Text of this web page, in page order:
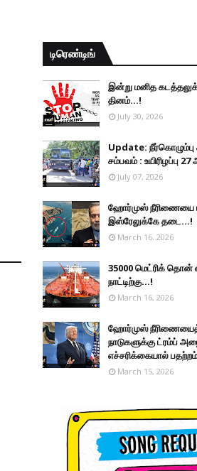
டிரெண்டிங்
இன்று மனித
தினம்...!
July 30, 2026
Update:
சம்பவம் : உயிரிழப்பு
July 07, 2026
ஹோர்முஸ் நீரிணையை
இஸ்ரேலுக்கே தடை...!
March 16, 2026
35000 மெட்ரிக் தொன்
நாட்டிற்கு...!
March 16, 2026
ஹோர்முஸ்
நாடுகளுக்கு ட்ரம்ப்
எச்சரிக்கையால்
March 15, 2026